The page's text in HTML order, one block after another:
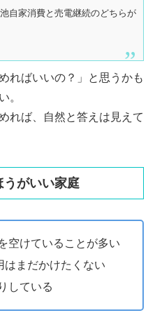
自家消費と売電継続のどちらが
ればいいの？」と思うかも
。
れば、自然と答えは見えて
うがいい家庭
空けていることが多い
はまだかけたくない
している